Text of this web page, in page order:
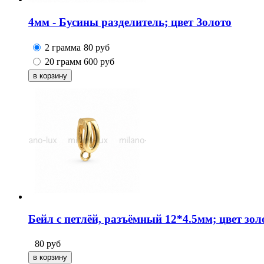
4мм - Бусины разделитель; цвет Золото
2 грамма 80 руб
20 грамм 600 руб
Бейл с петлёй, разъёмный 12*4.5мм; цвет
80 руб